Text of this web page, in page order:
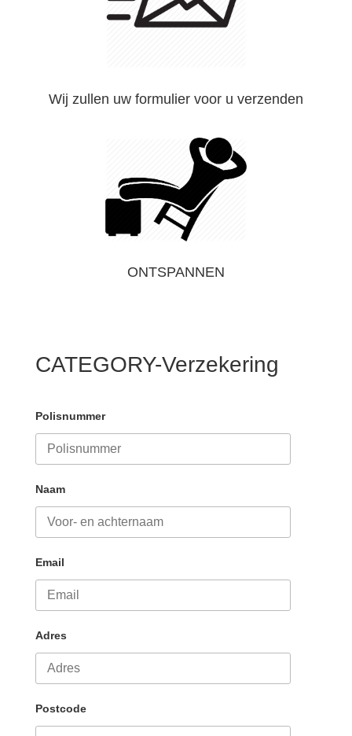
Wij zullen uw formulier voor u verzenden
ONTSPANNEN
CATEGORY-Verzekering
Polisnummer
Naam
Email
Adres
Postcode